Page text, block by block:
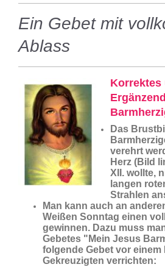
Ein Gebet mit
Ablass
Korrektes
Das
verehrt
Herz (Bild
XII. wollte,
langen
Strahlen
Man kann auch an
Weißen Sonntag einen
gewinnen. Dazu muss
Gebetes "Mein Jesus
folgende Gebet vor einem
Gekreuzigten verrichten: